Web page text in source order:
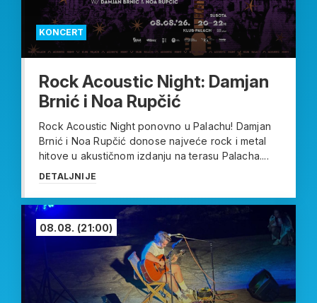
KONCERT
Rock Acoustic Night: Damjan
Brnić i Noa Rupčić
Rock Acoustic Night ponovno u Palachu! Damjan
Brnić i Noa Rupčić donose najveće rock i metal
hitove u akustičnom izdanju na terasu Palacha....
DETALJNIJE
08.08. (21:00)